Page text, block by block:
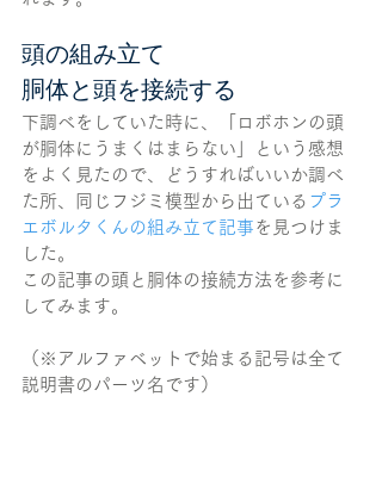
頭の組み立て
胴体と頭を接続する
下調べをしていた時に、「ロボホンの頭
が胴体にうまくはまらない」という感想
をよく見たので、どうすればいいか調べ
た所、同じフジミ模型から出ている プラ
エボルタくんの組み立て記事 を見つけま
した。
この記事の頭と胴体の接続方法を参考に
してみます。
（※アルファベットで始まる記号は全て
説明書のパーツ名です）